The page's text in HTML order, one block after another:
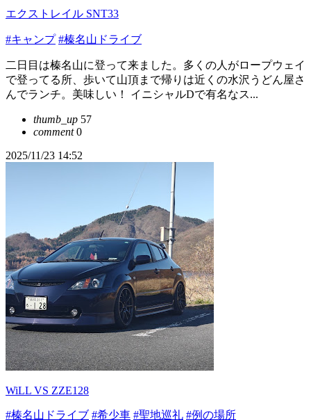
エクストレイル SNT33
#キャンプ #榛名山ドライブ
二日目は榛名山に登って来ました。多くの人がロープウェイ
で登ってる所、歩いて山頂まで帰りは近くの水沢うどん屋さ
んでランチ。美味しい！ イニシャルDで有名なス...
thumb_up 57
comment0
2025/11/23 14:52
WiLL VS ZZE128
#榛名山ドライブ #希少車 #聖地巡礼 #例の場所